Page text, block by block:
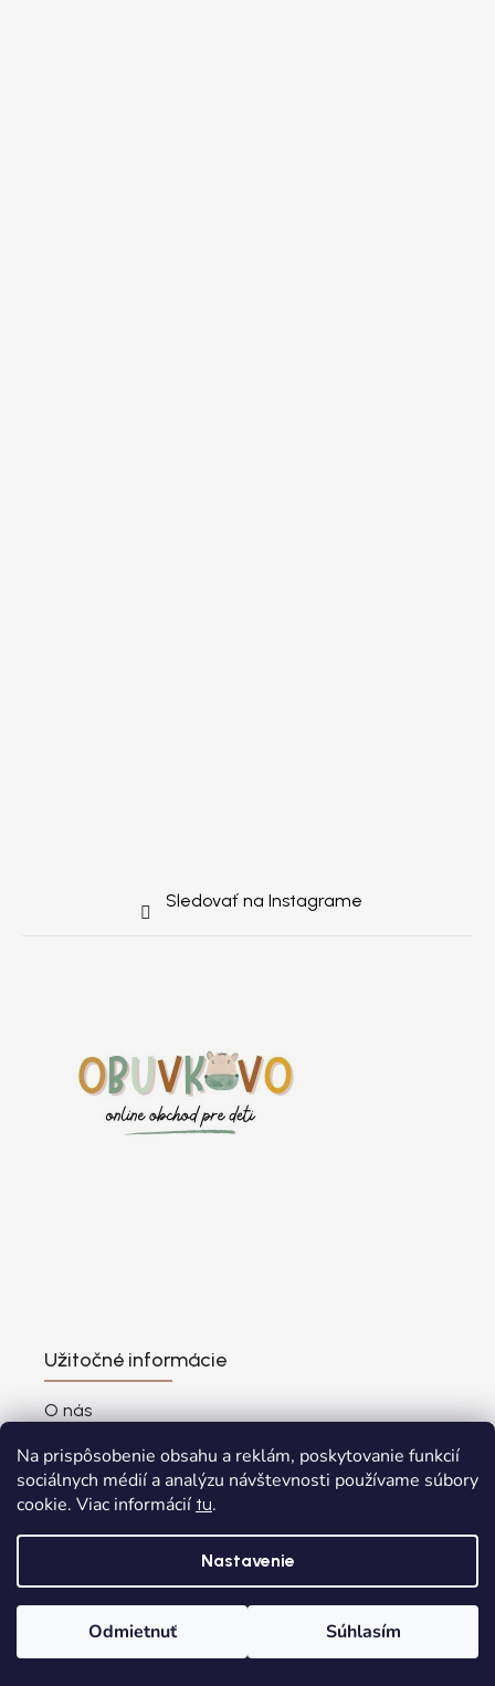
Na prispôsobenie obsahu a reklám, poskytovanie funkcií
sociálnych médií a analýzu návštevnosti používame súbory
cookie. Viac informácií tu.
Nastavenie
Odmietnuť Súhlasím
Sledovať na Instagrame
Užitočné informácie
O nás
Predajňa
Výhody nákupu
Najčastejšie otázky
Vernostný program
Blog
Odstúpenie od zmluvy